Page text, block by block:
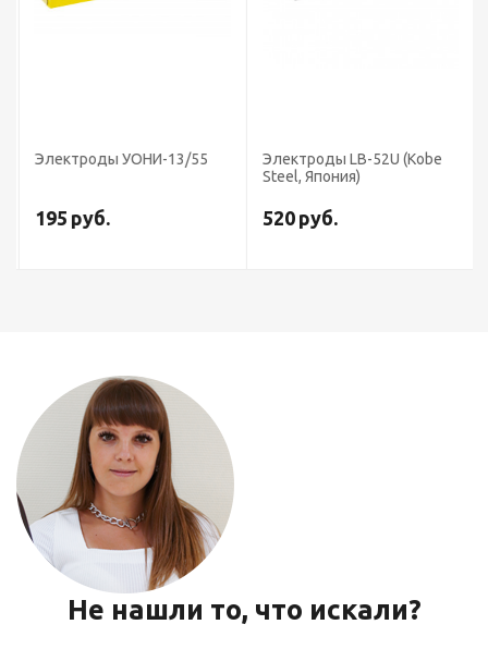
Электроды УОНИ-13/55
195 руб.
Электроды LB-52U (Kobe
Steel, Япония)
520 руб.
Не нашли то, что искали?